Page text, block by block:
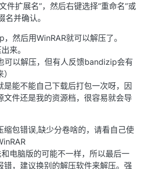
件扩展名”，然后右键选择“重命名”或
并确认。
然后用WinRAR就可以解压了。
来。
可以解压，但有人反馈bandizip会有
是能不能自己下载后打包一次呀，因
文件还是我的资源档，很容易就会导
缩包错误,缺少分卷啥的，请看自己使
电脑版的可能不一样，所以最后一
错，建议换别的解压软件来解压。强